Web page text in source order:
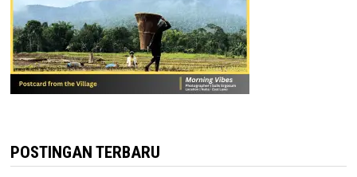
POSTINGAN TERBARU